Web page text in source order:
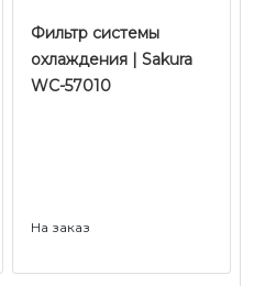
Фильтр системы
охлаждения | Sakura
WC-57010
На заказ